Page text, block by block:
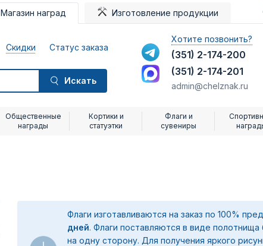
Магазин наград Изготовление продукции
Скидки Статус заказа
Искать
Хотите позвонить?
(351) 2-174-200
(351) 2-174-201
admin@chelznak.ru
Общественные
награды
Кортики и
статуэтки
Флаги и
сувениры
Флаги изготавливаются на заказ по 100%
дней. Флаги поставляются в виде
на одну сторону. Для получения яркого